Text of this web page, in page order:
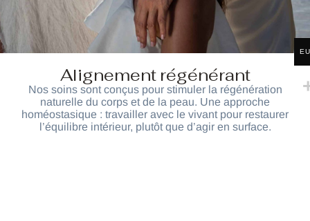
Alignement régénérant
Nos soins sont conçus pour stimuler la régénération
naturelle du corps et de la peau. Une approche
homéostasique : travailler avec le vivant pour restaurer
l’équilibre intérieur, plutôt que d’agir en surface.